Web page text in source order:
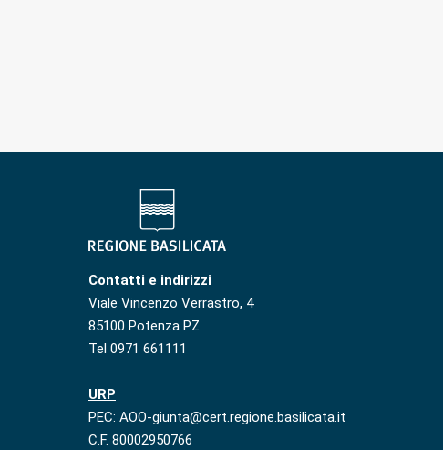
Contatti e indirizzi
Viale Vincenzo Verrastro, 4
85100 Potenza PZ
Tel 0971 661111
URP
PEC: AOO-giunta@cert.regione.basilicata.it
C.F. 80002950766